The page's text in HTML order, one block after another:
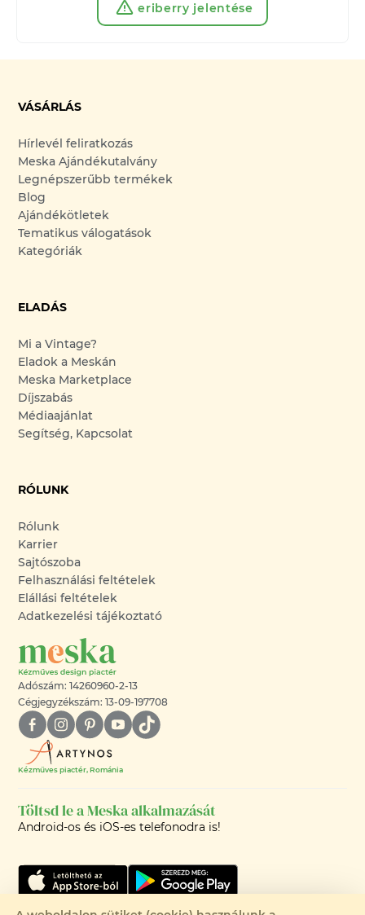
eriberry jelentése
VÁSÁRLÁS
Hírlevél feliratkozás
Meska Ajándékutalvány
Legnépszerűbb termékek
Blog
Ajándékötletek
Tematikus válogatások
Kategóriák
ELADÁS
Mi a Vintage?
Eladok a Meskán
Meska Marketplace
Díjszabás
Médiaajánlat
Segítség, Kapcsolat
RÓLUNK
Rólunk
Karrier
Sajtószoba
Felhasználási feltételek
Elállási feltételek
Adatkezelési tájékoztató
Adószám: 14260960-2-13
Cégjegyzékszám: 13-09-197708
Kézműves piactér, Románia
Töltsd le a Meska alkalmazását
Android-os és iOS-es telefonodra is!